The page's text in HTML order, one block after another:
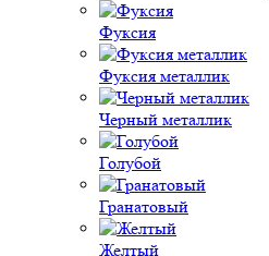
Фуксия
Фуксия металлик
Черный металлик
Голубой
Гранатовый
Желтый